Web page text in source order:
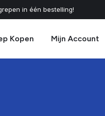
in één bestelling!
Kopen Mijn Account